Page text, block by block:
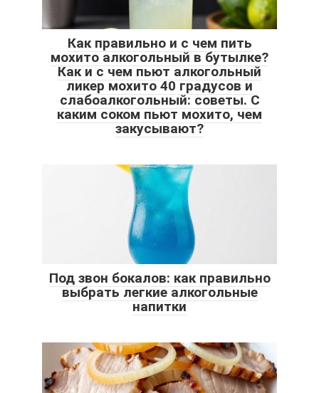
Как правильно и с чем пить
мохито алкогольный в бутылке?
Как и с чем пьют алкогольный
ликер мохито 40 градусов и
слабоалкогольный: советы. С
каким соком пьют мохито, чем
закусывают?
Под звон бокалов: как правильно
выбрать легкие алкогольные
напитки